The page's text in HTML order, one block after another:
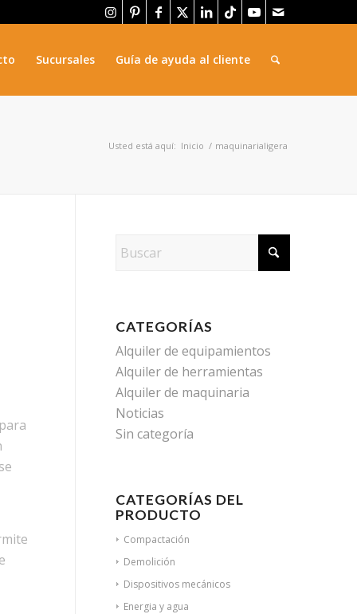
Sucursales Guía de ayuda al cliente
Usted está aquí: Inicio / maquinarialigera
CATEGORÍAS
Alquiler de equipamientos
Alquiler de herramientas
Alquiler de maquinaria
Noticias
Sin categoría
CATEGORÍAS DEL
PRODUCTO
Compactación
Demolición
Dispositivos mecánicos
Energia y agua